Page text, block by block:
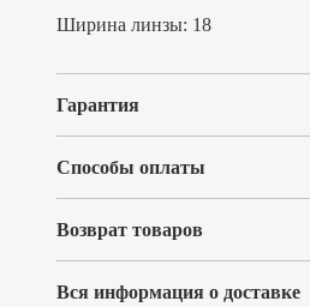
Ширина линзы: 18
Гарантия
Способы оплаты
Возврат товаров
Вся информация о доставке